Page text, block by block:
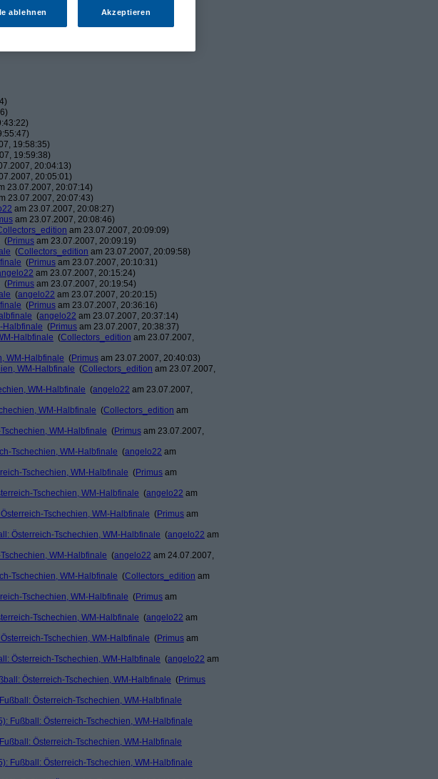
19:58:35)
19:59:38)
20:04:13)
20:05:01)
23.07.2007, 20:07:14)
23.07.2007, 20:07:43)
am 23.07.2007, 20:08:27)
am 23.07.2007, 20:08:46)
am 23.07.2007, 20:09:09)
(Primus am 23.07.2007, 20:09:19)
(Collectors_edition am 23.07.2007, 20:09:58)
(Primus am 23.07.2007, 20:10:31)
am 23.07.2007, 20:15:24)
(Primus am 23.07.2007, 20:19:54)
(angelo22 am 23.07.2007, 20:20:15)
(Primus am 23.07.2007, 20:36:16)
(angelo22 am 23.07.2007, 20:37:14)
Halbfinale (Primus am 23.07.2007, 20:38:37)
Halbfinale (Collectors_edition am 23.07.2007,
WM-Halbfinale (Primus am 23.07.2007, 20:40:03)
WM-Halbfinale (Collectors_edition am 23.07.2007,
WM-Halbfinale (angelo22 am 23.07.2007,
WM-Halbfinale (Collectors_edition am
WM-Halbfinale (Primus am 23.07.2007,
Tschechien, WM-Halbfinale (angelo22 am
Tschechien, WM-Halbfinale (Primus am
Tschechien, WM-Halbfinale (angelo22 am
Tschechien, WM-Halbfinale (Primus am
Österreich-Tschechien, WM-Halbfinale (angelo22 am
WM-Halbfinale (angelo22 am 24.07.2007,
Tschechien, WM-Halbfinale (Collectors_edition am
Tschechien, WM-Halbfinale (Primus am
Tschechien, WM-Halbfinale (angelo22 am
Tschechien, WM-Halbfinale (Primus am
Österreich-Tschechien, WM-Halbfinale (angelo22 am
Österreich-Tschechien, WM-Halbfinale (Primus
Österreich-Tschechien, WM-Halbfinale
Fußball: Österreich-Tschechien, WM-Halbfinale
Österreich-Tschechien, WM-Halbfinale
Fußball: Österreich-Tschechien, WM-Halbfinale
ablehnen Akzeptieren